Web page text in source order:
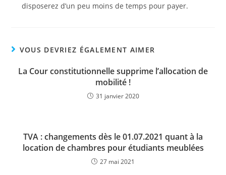
disposerez d’un peu moins de temps pour payer.
VOUS DEVRIEZ ÉGALEMENT AIMER
La Cour constitutionnelle supprime l’allocation de
mobilité !
31 janvier 2020
TVA : changements dès le 01.07.2021 quant à la
location de chambres pour étudiants meublées
27 mai 2021